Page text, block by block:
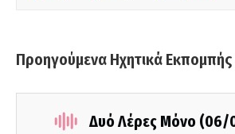
Προηγούμενα Ηχητικά Εκπομπής
Δυό Λέρες Μόνο (06/